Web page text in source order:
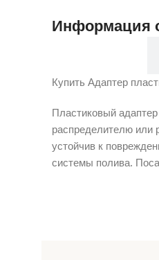
Информация
Купить Адаптер
Пластиковый
распределителю или
устойчив к
системы полива.